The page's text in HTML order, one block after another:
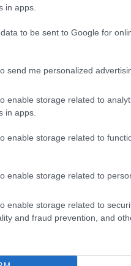
in apps.
to be sent to Google for
send me personalized
enable storage related to
in apps.
enable storage related to
enable storage related to
enable storage related to
and fraud prevention, and